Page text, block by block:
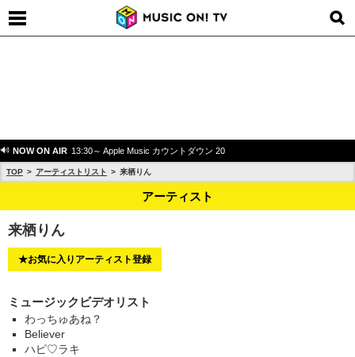
NOW ON AIR 13:30～ Apple Music カウントダウン 20
TOP アーティストリスト 来栖りん
アーティスト
来栖りん
★お気に入りアーティスト登録
ミュージックビデオリスト
わっちゅあね？
Believer
ハピ♡ラキ